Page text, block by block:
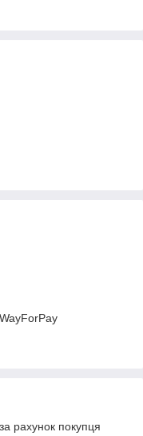
рахунок покупця